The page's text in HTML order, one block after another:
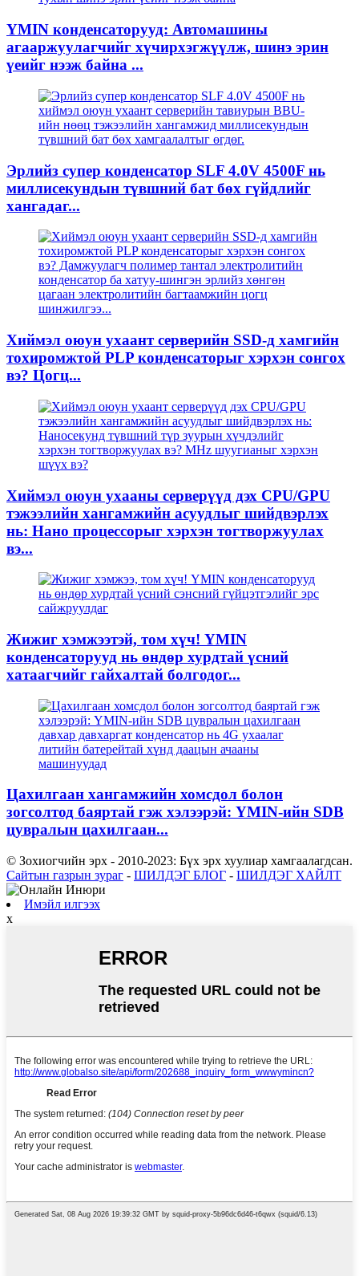
YMIN конденсаторууд: Автомашины
агааржуулагчийг хүчирхэгжүүлж, шинэ эрин
үеийг нээж байна ...
Эрлийз супер конденсатор SLF 4.0V 4500F нь
миллисекундын түвшний бат бөх гүйдлийг
хангадаг...
Хиймэл оюун ухаант серверийн SSD-д хамгийн
тохиромжтой PLP конденсаторыг хэрхэн сонгох
вэ? Цогц...
Хиймэл оюун ухааны серверүүд дэх CPU/GPU
тэжээлийн хангамжийн асуудлыг шийдвэрлэх
нь: Нано процессорыг хэрхэн тогтворжуулах
вэ...
Жижиг хэмжээтэй, том хүч! YMIN
конденсаторууд нь өндөр хурдтай үсний
хатаагчийг гайхалтай болгодог...
Цахилгаан хангамжийн хомсдол болон
зогсолтод баяртай гэж хэлээрэй: YMIN-ийн SDB
цувралын цахилгаан...
© Зохиогчийн эрх - 2010-2023: Бүх эрх хуулиар хамгаалагдсан.
Сайтын газрын зураг - ШИЛДЭГ БЛОГ - ШИЛДЭГ ХАЙЛТ
Имэйл илгээх
x